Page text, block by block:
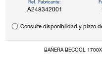
Ref. Fabricante:
A248342001
Consulte disponibilidad y plazo
BAÑERA BECOOL